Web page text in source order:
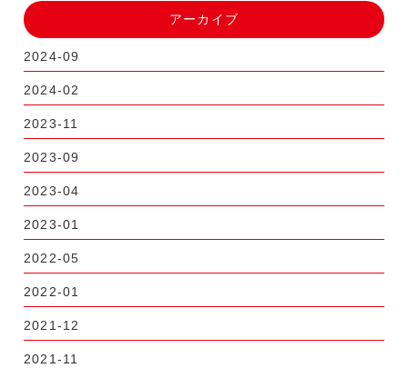
アーカイブ
2024-09
2024-02
2023-11
2023-09
2023-04
2023-01
2022-05
2022-01
2021-12
2021-11